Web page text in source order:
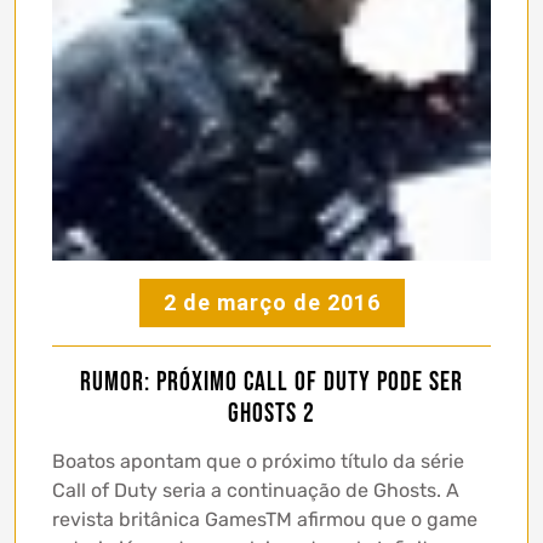
2 de março de 2016
Rumor: Próximo Call of Duty pode ser
Ghosts 2
Boatos apontam que o próximo título da série
Call of Duty seria a continuação de Ghosts. A
revista britânica GamesTM afirmou que o game